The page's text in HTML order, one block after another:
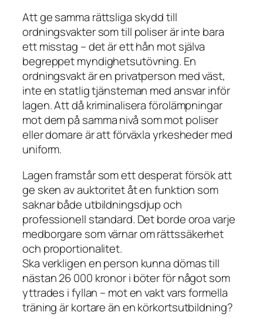
Att ge samma rättsliga skydd till
ordningsvakter som till poliser är inte bara
ett misstag – det är ett hån mot själva
begreppet myndighetsutövning. En
ordningsvakt är en privatperson med väst,
inte en statlig tjänsteman med ansvar inför
lagen. Att då kriminalisera förolämpningar
mot dem på samma nivå som mot poliser
eller domare är att förväxla yrkesheder med
uniform.
Lagen framstår som ett desperat försök att
ge sken av auktoritet åt en funktion som
saknar både utbildningsdjup och
professionell standard. Det borde oroa varje
medborgare som värnar om rättssäkerhet
och proportionalitet.
Ska verkligen en person kunna dömas till
nästan 26 000 kronor i böter för något som
yttrades i fyllan – mot en vakt vars formella
träning är kortare än en körkortsutbildning?